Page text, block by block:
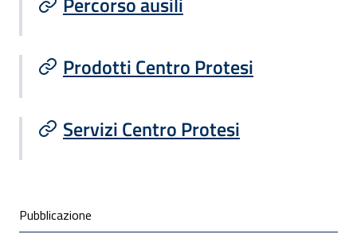
Prodotti Centro Protesi
Servizi Centro Protesi
Condivisione social
Pubblicazione